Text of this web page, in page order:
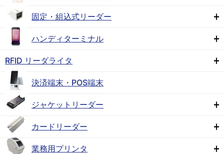
固定・組込式リーダー
ハンディターミナル
RFID リーダライタ
決済端末・POS端末
ジャケットリーダー
カードリーダー
業務用プリンタ